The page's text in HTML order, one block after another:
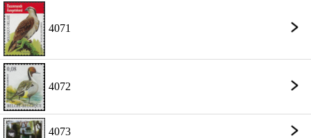
4071
4072
4073